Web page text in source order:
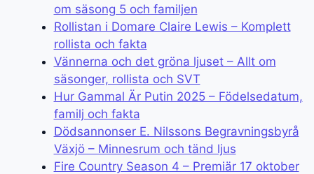
om säsong 5 och familjen
Rollistan i Domare Claire Lewis – Komplett
rollista och fakta
Vännerna och det gröna ljuset – Allt om
säsonger, rollista och SVT
Hur Gammal Är Putin 2025 – Födelsedatum,
familj och fakta
Dödsannonser E. Nilssons Begravningsbyrå
Växjö – Minnesrum och tänd ljus
Fire Country Season 4 – Premiär 17 oktober